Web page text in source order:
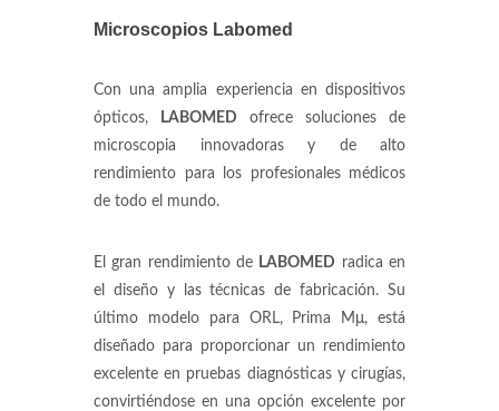
Microscopios Labomed
Con una amplia experiencia en dispositivos
ópticos,
LABOMED ofrece soluciones de
microscopia innovadoras y de alto
rendimiento para los profesionales médicos
de todo el mundo.
El gran rendimiento de LABOMED radica en
el diseño y las técnicas de fabricación. Su
último modelo para ORL, Prima Mμ, está
diseñado para proporcionar un rendimiento
excelente en pruebas diagnósticas y cirugías,
convirtiéndose en una opción excelente por